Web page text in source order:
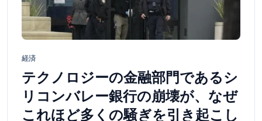
経済
テクノロジーの金融部門であるシ
リコンバレー銀行の崩壊が、なぜ
これほど多くの騒ぎを引き起こし